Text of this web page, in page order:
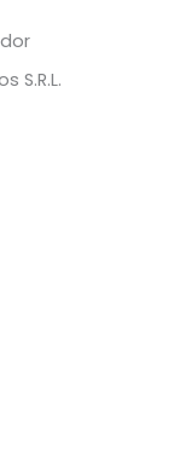
S.R.L.